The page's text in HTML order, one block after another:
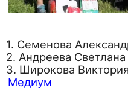
1. Семенова
2. Андреева
3. Широкова
Медиум